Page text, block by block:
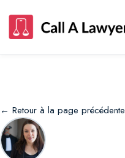
← Retour à la page précédente